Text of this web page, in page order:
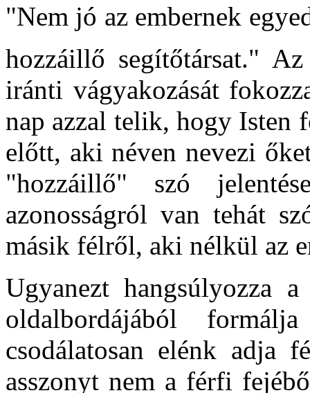
"Nem jó az embernek
hozzáillő segítőtársat."
iránti vágyakozását
nap azzal telik, hogy Isten
előtt, aki néven nevezi
"hozzáillő" szó
azonosságról van tehát
másik félről, aki nélkül az
Ugyanezt hangsúlyozza
oldalbordájából
csodálatosan elénk adja
asszonyt nem a férfi